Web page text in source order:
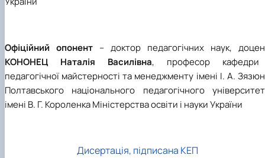
Офіційний опонент – доктор педагогічних наук,
КОНОНЕЦ Наталія Василівна, професор кафедри
педагогічної майстерності та менеджменту імені І. А.
Полтавського національного педагогічного
імені В. Г. Короленка Міністерства освіти і науки України
Дисертація, підписана КЕП